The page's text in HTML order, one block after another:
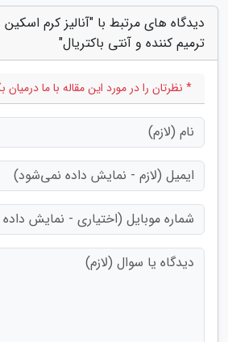
دیدگاه های مرتبط با "آنالیز کرم
ترمیم کننده و آنتی باکتریال"
* نظرتان را در مورد این مقاله با ما درمیان